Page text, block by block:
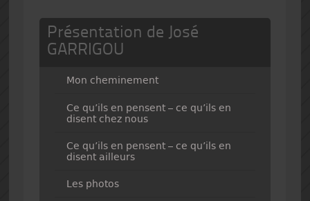
Présentation de José
GARRIGOU
Mon cheminement
Ce qu’ils en pensent – ce qu’ils en
disent chez nous
Ce qu’ils en pensent – ce qu’ils en
disent ailleurs
Les photos